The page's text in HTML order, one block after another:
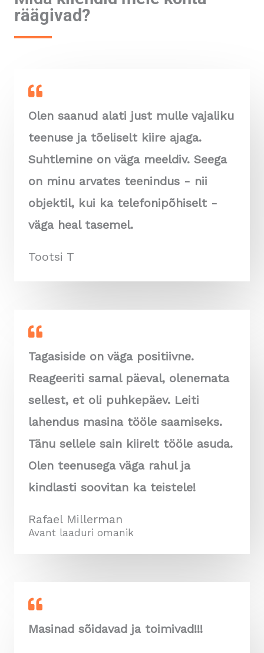
räägivad?
Olen saanud alati just mulle vajaliku
teenuse ja tõeliselt kiire ajaga.
Suhtlemine on väga meeldiv. Seega
on minu arvates teenindus - nii
objektil, kui ka telefonipõhiselt -
väga heal tasemel.
Tootsi T
Tagasiside on väga positiivne.
Reageeriti samal päeval, olenemata
sellest, et oli puhkepäev. Leiti
lahendus masina tööle saamiseks.
Tänu sellele sain kiirelt tööle asuda.
Olen teenusega väga rahul ja
kindlasti soovitan ka teistele!
Rafael Millerman
Avant laaduri omanik
Masinad sõidavad ja toimivad!!!